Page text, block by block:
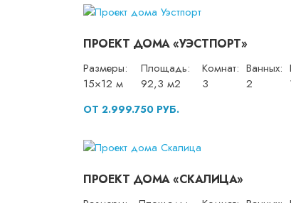
ПРОЕКТ ДОМА «УЭСТПОРТ»
Размеры:
15×12 м
Площадь:
92,3 м2
Комнат:
3
Ванных:
2
ОТ 2.999.750 РУБ.
ПРОЕКТ ДОМА «СКАЛИЦА»